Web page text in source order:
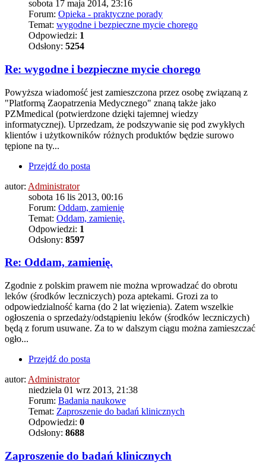
sobota 17 maja 2014, 23:16
Forum: Opieka - praktyczne porady
Temat: wygodne i bezpieczne mycie chorego
Odpowiedzi: 1
Odsłony: 5254
Re: wygodne i bezpieczne mycie chorego
Powyższa wiadomość jest zamieszczona przez osobę związaną z
"Platformą Zaopatrzenia Medycznego" znaną także jako
PZMmedical (potwierdzone dzięki tajemnej wiedzy
informatycznej). Uprzedzam, że podszywanie się pod zwykłych
klientów i użytkowników różnych produktów będzie surowo
tępione na ty...
Przejdź do posta
autor: Administrator
sobota 16 lis 2013, 00:16
Forum: Oddam, zamienię
Temat: Oddam, zamienię.
Odpowiedzi: 1
Odsłony: 8597
Re: Oddam, zamienię.
Zgodnie z polskim prawem nie można wprowadzać do obrotu
leków (środków leczniczych) poza aptekami. Grozi za to
odpowiedzialność karna (do 2 lat więzienia). Zatem wszelkie
ogłoszenia o sprzedaży/odstąpieniu leków (środków leczniczych)
będą z forum usuwane. Za to w dalszym ciągu można zamieszczać
ogło...
Przejdź do posta
autor: Administrator
niedziela 01 wrz 2013, 21:38
Forum: Badania naukowe
Temat: Zaproszenie do badań klinicznych
Odpowiedzi: 0
Odsłony: 8688
Zaproszenie do badań klinicznych